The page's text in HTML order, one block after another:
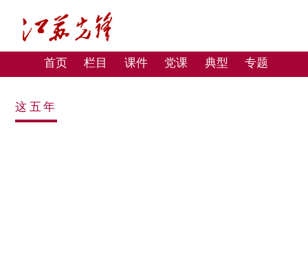
首页 栏目 课件 党课 典型 专题
这五年